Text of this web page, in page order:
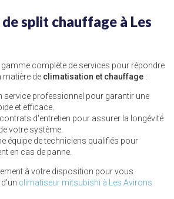
split chauffage à Les
complète de services pour répondre
de climatisation et chauffage :
service professionnel pour garantir une
et efficace.
d'entretien pour assurer la longévité
votre système.
équipe de techniciens qualifiés pour
en cas de panne.
à votre disposition pour vous
climatiseur mitsubishi à Les Avirons